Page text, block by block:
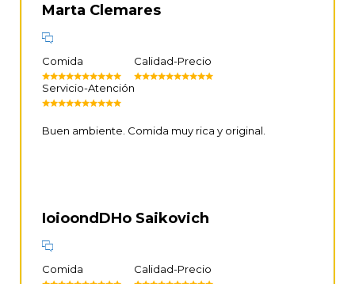
Marta Clemares
Comida Calidad-Precio
Servicio-Atención
Buen ambiente. Comida muy rica y original.
IoioondDHo Saikovich
Comida Calidad-Precio